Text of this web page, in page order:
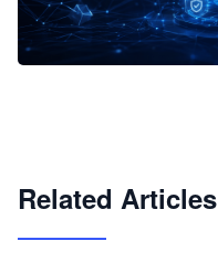
Related Articles